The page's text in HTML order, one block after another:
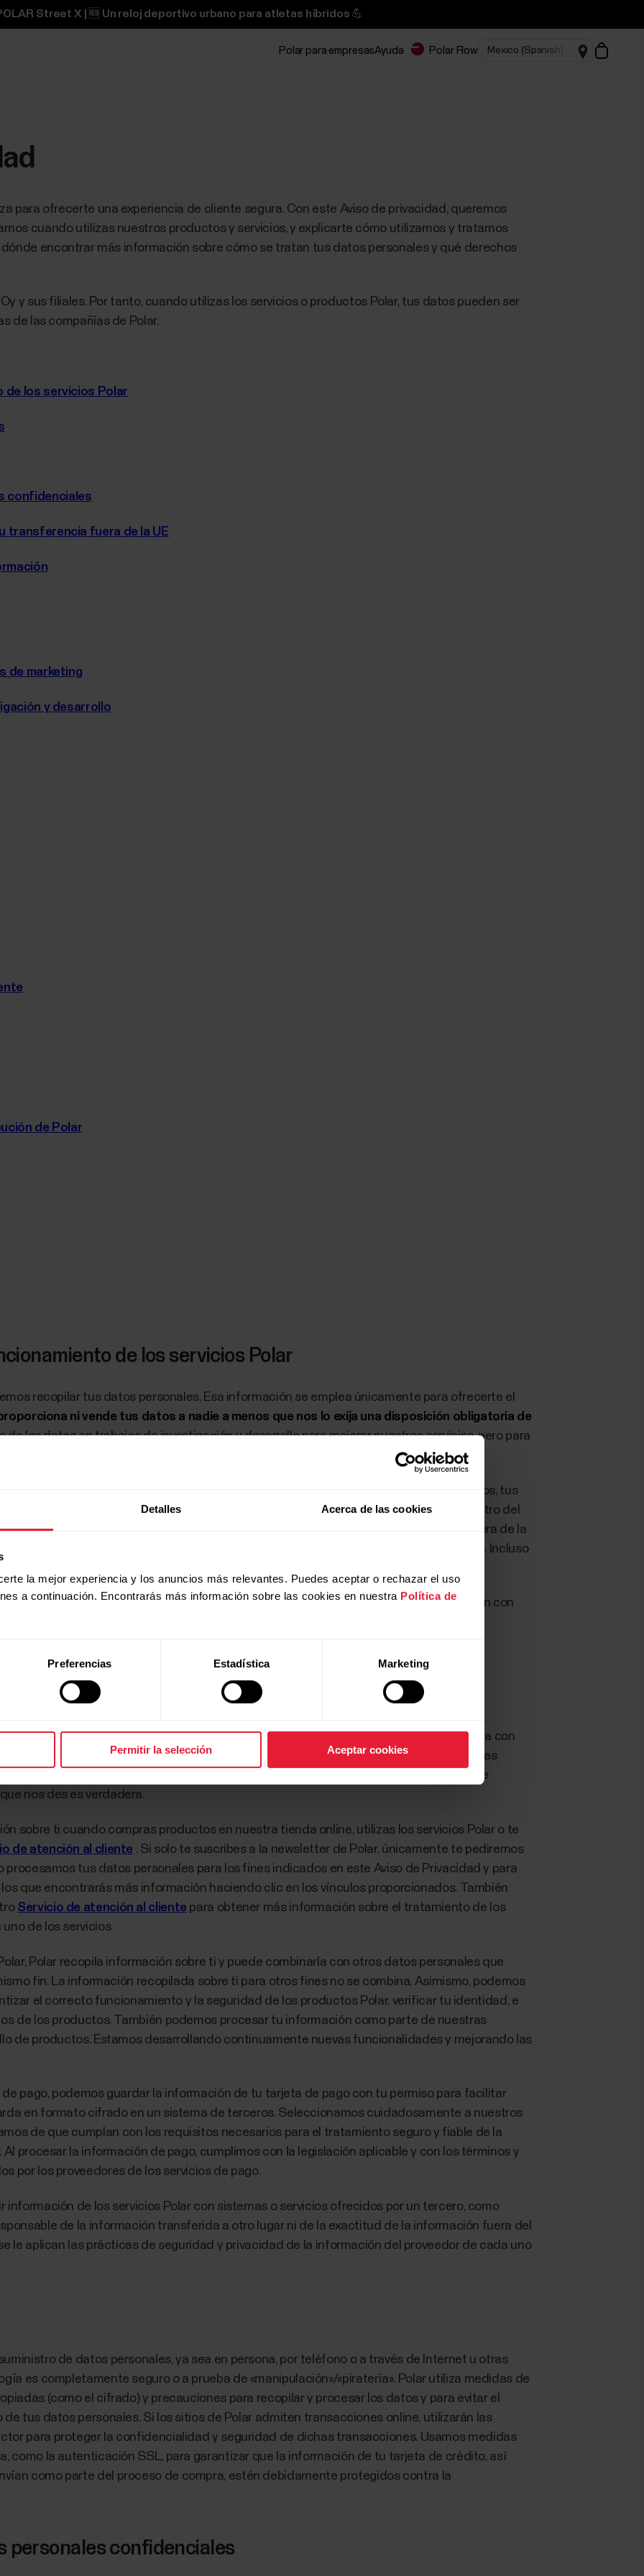
Detalles Acerca de las cookies
la mejor experiencia y los anuncios más relevantes. Puedes aceptar o rechazar el uso
a continuación. Encontrarás más información sobre las cookies en nuestra Política de
Preferencias Estadística Marketing
Permitir la selección Aceptar cookies
Street X | 🆕 Un reloj deportivo urbano para atletas híbridos 💪
Polar para empresasAyuda Polar Flow
para ofrecerte una experiencia de cliente segura. Con este Aviso de privacidad, queremos
cuando utilizas nuestros productos y servicios, y explicarte cómo utilizamos y tratamos
encontrar más información sobre cómo se tratan tus datos personales y qué derechos
y sus filiales. Por tanto, cuando utilizas los servicios o productos Polar, tus datos pueden ser
de las compañías de Polar.
de los servicios Polar
confidenciales
transferencia fuera de la UE
de marketing
y desarrollo
de Polar
de los servicios Polar
recopilar tus datos personales. Esa información se emplea únicamente para ofrecerte el
ni vende tus datos a nadie a menos que nos lo exija una disposición obligatoria de
de los datos en trabajos de investigación y desarrollo para mejorar nuestros servicios, pero para
en la mayor medida posible.
internacional y tiene clientes en todo el mundo. Por esta razón, en la mayoría de los casos, tus
tuyo. Tus datos se almacenan en servidores del ecosistema de Polar, ubicados dentro del
electrónico o tu identificación de usuario pueden, en raras ocasiones, transferirse fuera de la
de servicios con fines de notificación automática o de notificación de errores. Incluso
no tienen acceso a tus datos.
con el único propósito de ofrecer el servicio. Tus datos no se revelarán ni compartirán con
estando bajo nuestro control.
los servicios Polar, te pedimos que proporciones datos personales (como tu nombre,
Esta información es necesaria para poder ofrecerte una experiencia personalizada con
tu edad para ofrecerte un cálculo más preciso sobre las calorías quemadas. Si nos das
altura o peso, nuestros algoritmos no calcularán resultados correctos para ti, por lo que
nos des es verdadera.
sobre ti cuando compras productos en nuestra tienda online, utilizas los servicios Polar o te
de atención al cliente . Si solo te suscribes a la newsletter de Polar, únicamente te pediremos
tus datos personales para los fines indicados en este Aviso de Privacidad y para
que encontrarás más información haciendo clic en los vínculos proporcionados. También
Servicio de atención al cliente para obtener más información sobre el tratamiento de los
de los servicios.
Polar recopila información sobre ti y puede combinarla con otros datos personales que
fin. La información recopilada sobre ti para otros fines no se combina. Asimismo, podemos
el correcto funcionamiento y la seguridad de los productos Polar, verificar tu identidad, e
de los productos. También podemos procesar tu información como parte de nuestras
de productos. Estamos desarrollando continuamente nuevas funcionalidades y mejorando las
pago, podemos guardar la información de tu tarjeta de pago con tu permiso para facilitar
en formato cifrado en un sistema de terceros. Seleccionamos cuidadosamente a nuestros
de que cumplan con los requisitos necesarios para el tratamiento seguro y fiable de la
procesar la información de pago, cumplimos con la legislación aplicable y con los términos y
por los proveedores de los servicios de pago.
información de los servicios Polar con sistemas o servicios ofrecidos por un tercero, como
de la información transferida a otro lugar ni de la exactitud de la información fuera del
le aplican las prácticas de seguridad y privacidad de la información del proveedor de cada uno
de datos personales, ya sea en persona, por teléfono o a través de Internet u otras
es completamente seguro o a prueba de «manipulación»/«piratería». Polar utiliza medidas de
(como el cifrado) y precauciones para recopilar y procesar los datos y para evitar el
tus datos personales. Si los sitios de Polar admiten transacciones online, utilizarán las
para proteger la confidencialidad y seguridad de dichas transacciones. Usamos medidas
como la autenticación SSL, para garantizar que la información de tu tarjeta de crédito, así
como parte del proceso de compra, estén debidamente protegidos contra la
personales confidenciales